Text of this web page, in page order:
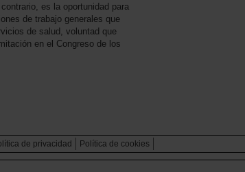
es la oportunidad para
de trabajo generales que
de salud, voluntad que
en el Congreso de los
de privacidad Política de cookies